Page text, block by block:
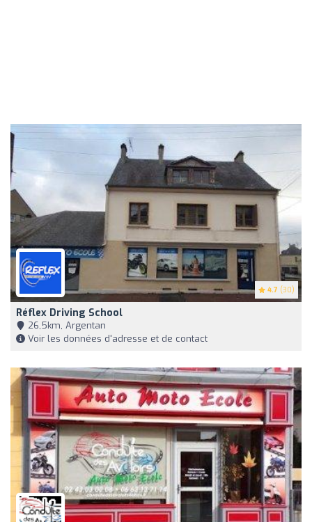
4.7 (30)
Réflex Driving School
26,5km, Argentan
Voir les données d'adresse et de contact